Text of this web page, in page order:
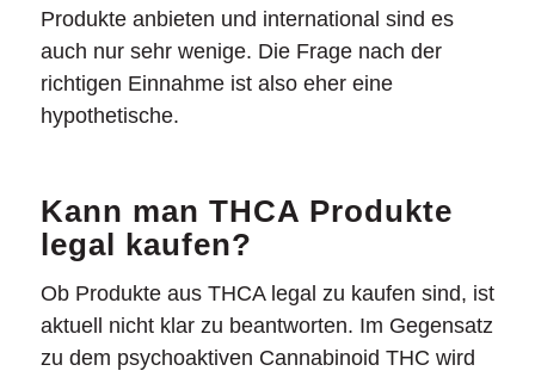
Produkte anbieten und international sind es
auch nur sehr wenige. Die Frage nach der
richtigen Einnahme ist also eher eine
hypothetische.
Kann man THCA Produkte
legal kaufen?
Ob Produkte aus THCA legal zu kaufen sind, ist
aktuell nicht klar zu beantworten. Im Gegensatz
zu dem psychoaktiven Cannabinoid THC wird